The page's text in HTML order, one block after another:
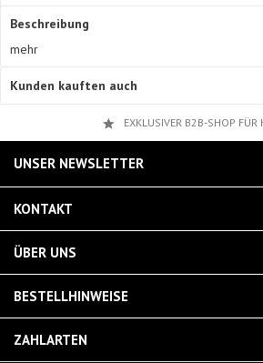
Beschreibung
mehr
Kunden kauften auch
EXKLUSIVER B2B-SHOP FÜR
UNSER NEWSLETTER
KONTAKT
ÜBER UNS
BESTELLHINWEISE
ZAHLARTEN